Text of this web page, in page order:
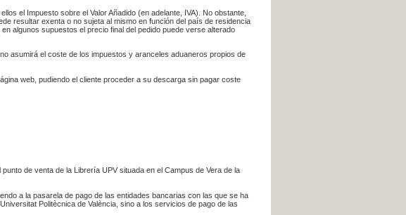
el Impuesto sobre el Valor Añadido (en adelante, IVA). No obstante,
resultar exenta o no sujeta al mismo en función del país de residencia
algunos supuestos el precio final del pedido puede verse alterado
asumirá el coste de los impuestos y aranceles aduaneros propios de
web, pudiendo el cliente proceder a su descarga sin pagar coste
de venta de la Librería UPV situada en el Campus de Vera de la
a la pasarela de pago de las entidades bancarias con las que se ha
Politècnica de València, sino a los servicios de pago de las